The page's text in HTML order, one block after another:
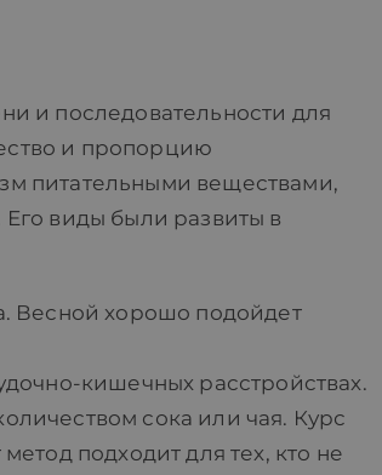
и последовательности для
и пропорцию
питательными веществами,
виды были развиты в
Весной хорошо подойдет
кишечных расстройствах.
сока или чая. Курс
подходит для тех, кто не